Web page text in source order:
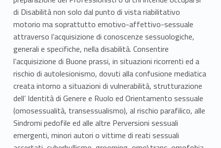
di Disabilità non solo dal punto di vista riabilitativo
motorio ma soprattutto emotivo-affettivo-sessuale
attraverso l’acquisizione di conoscenze sessuologiche,
generali e specifiche, nella disabilità. Consentire
l’acquisizione di Buone prassi, in situazioni ricorrenti ed a
rischio di autolesionismo, dovuti alla confusione mediatica
creata intorno a situazioni di vulnerabilità, strutturazione
dell’ Identità di Genere e Ruolo ed Orientamento sessuale
(omosessualità, transessualismo), al rischio parafilico, alle
Sindromi pedofile ed alle altre Perversioni sessuali
emergenti, minori autori o vittime di reati sessuali